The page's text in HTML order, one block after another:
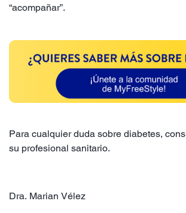
“acompañar”.
Para cualquier duda sobre diabetes,
su profesional sanitario.
Dra. Marian Vélez